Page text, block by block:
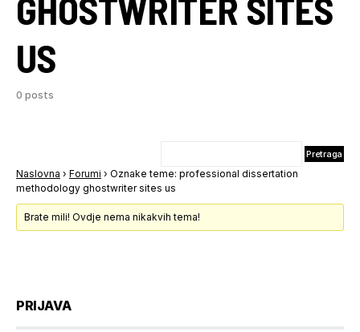
GHOSTWRITER SITES
US
0 posts
Naslovna › Forumi › Oznake teme: professional dissertation
methodology ghostwriter sites us
Brate mili! Ovdje nema nikakvih tema!
PRIJAVA